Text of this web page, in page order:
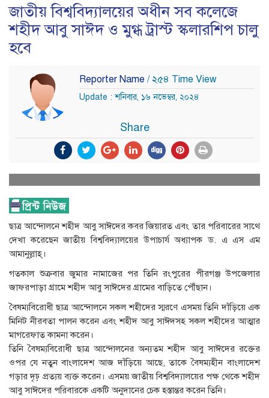
জাতীয় বিশ্ববিদ্যালয়ের অধীন সব কলেজে
শহীদ আবু সাঈদ ও মুগ্ধ ট্রাস্ট স্কলারশিপ চালু
হবে
Reporter Name / ২৫৪ Time View
Update : শনিবার, ১৬ নভেম্বর, ২০২৪
Share
ছাত্র আন্দোলনে শহীদ আবু সাঈদের কবর জিয়ারত এবং তার পরিবারের সাথে
দেখা করেছেন জাতীয় বিশ্ববিদ্যালয়ের উপাচার্য অধ্যাপক ড. এ এস এম
আমানুল্লাহ্।
গতকাল শুক্রবার জুমার নামাজের পর তিনি রংপুরের পীরগঞ্জ উপজেলার
জাফরপাড়া গ্রামে শহীদ আবু সাঈদের গ্রামের বাড়িতে পৌঁছান।
বৈষম্যবিরোধী ছাত্র আন্দোলনে সকল শহীদের স্মরণে এসময় তিনি দাঁড়িয়ে এক
মিনিট নীরবতা পালন করেন এবং শহীদ আবু সাঈদসহ সকল শহীদের আত্মার
মাগরেফাত কামনা করেন।
তিনি বৈষম্যবিরোধী ছাত্র আন্দোলনের অন্যতম শহীদ আবু সাঈদের রক্তের
ওপর যে নতুন বাংলাদেশ আজ দাঁড়িয়ে আছে, তাকে বৈষম্যহীন বাংলাদেশ
গড়ার দৃঢ় প্রত্যয় ব্যক্ত করেন। এসময় জাতীয় বিশ্ববিদ্যালয়ের পক্ষ থেকে শহীদ
আবু সাঈদের পরিবারকে একটি অনুদানের চেক হস্তান্তর করেন তিনি।